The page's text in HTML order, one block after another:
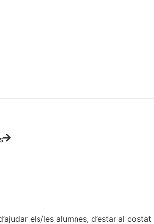
els/les alumnes, d’estar al